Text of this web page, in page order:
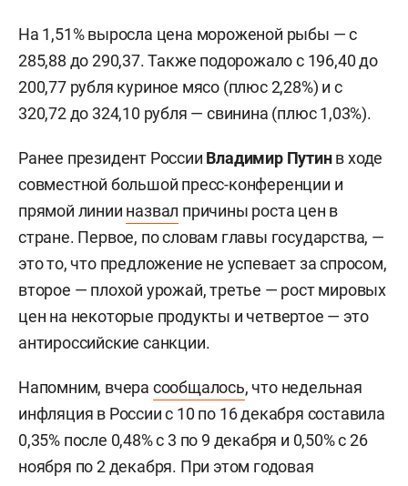
На 1,51% выросла цена мороженой рыбы — с
285,88 до 290,37. Также подорожало с 196,40 до
200,77 рубля куриное мясо (плюс 2,28%) и с
320,72 до 324,10 рубля — свинина (плюс 1,03%).
Ранее президент России Владимир Путинв ходе
совместной большой пресс-конференции и
прямой линии назвал причины роста цен в
стране. Первое, по словам главы государства, —
это то, что предложение не успевает за спросом,
второе — плохой урожай, третье — рост мировых
цен на некоторые продукты и четвертое — это
антироссийские санкции.
Напомним, вчера сообщалось, что недельная
инфляция в России с 10 по 16 декабря составила
0,35% после 0,48% с 3 по 9 декабря и 0,50% с 26
ноября по 2 декабря. При этом годовая